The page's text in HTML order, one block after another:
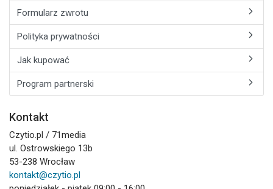
Formularz zwrotu
Polityka prywatności
Jak kupować
Program partnerski
Kontakt
Czytio.pl / 71media
ul. Ostrowskiego 13b
53-238 Wrocław
kontakt@czytio.pl